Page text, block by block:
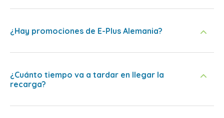
¿Hay promociones de E-Plus Alemania?
¿Cuánto tiempo va a tardar en llegar la
recarga?